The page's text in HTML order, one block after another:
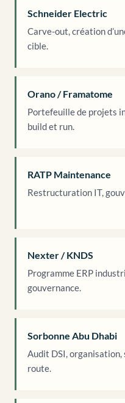
Schneider Electric
Carve-out, création
cible.
Orano / Framatome
Portefeuille de projets
build et run.
RATP Maintenance
Restructuration IT,
Nexter / KNDS
Programme ERP
gouvernance.
Sorbonne Abu Dhabi
Audit DSI,
route.